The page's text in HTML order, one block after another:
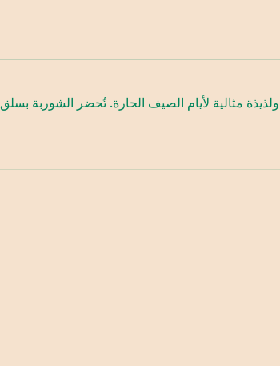
مثالية لأيام الصيف الحارة. تُحضر الشوربة